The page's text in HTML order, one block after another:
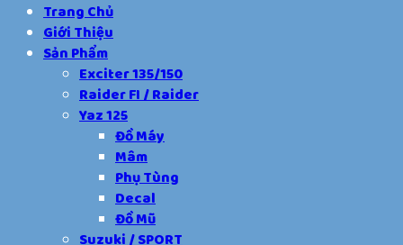
Trang Chủ
Giới Thiệu
Sản Phẩm
Exciter 135/150
Raider FI / Raider
Yaz 125
Đồ Máy
Mâm
Phụ Tùng
Decal
Đồ Mũ
Suzuki / SPORT